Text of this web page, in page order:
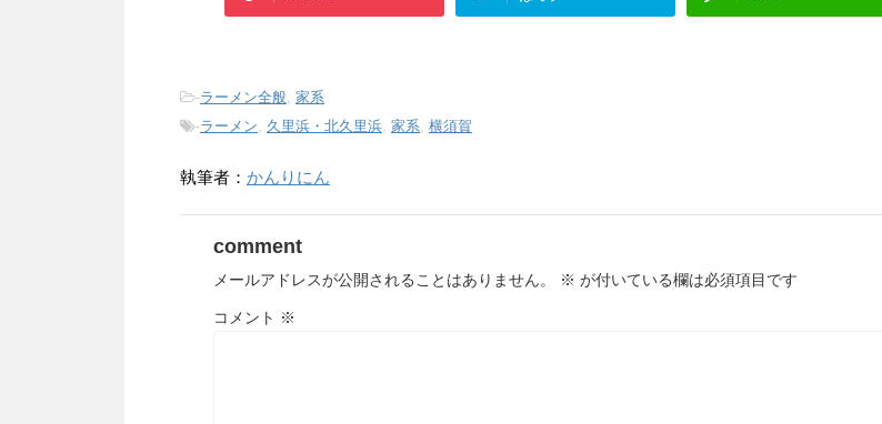
-ラーメン全般 家系
-ラーメン 久里浜・北久里浜 家系 横須賀
執筆者： かんりにん
comment
メールアドレスが公開されることはありません。 ※ が付いている欄は必須項目です
コメント ※